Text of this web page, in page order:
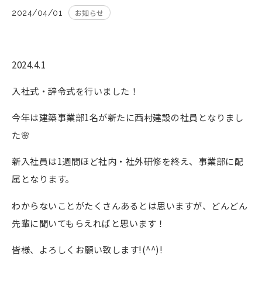
2024/04/01 お知らせ
2024.4.1
入社式・辞令式を行いました！
今年は建築事業部1名が新たに西村建設の社員となりまし
た🌸
新入社員は1週間ほど社内・社外研修を終え、事業部に配
属となります。
わからないことがたくさんあるとは思いますが、どんどん
先輩に聞いてもらえればと思います！
皆様、よろしくお願い致します!(^^)!